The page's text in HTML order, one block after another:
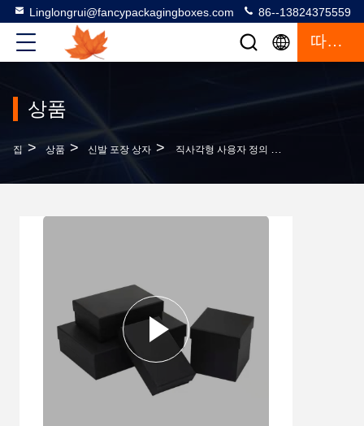
Linglongrui@fancypackagingboxes.com 86--13824375559
따옴표
상품
집 > 상품 > 신발 포장 상자 > 직사각형 사용자 정의 신발 상자 케이스 및 가방 평면 카드보드 재료